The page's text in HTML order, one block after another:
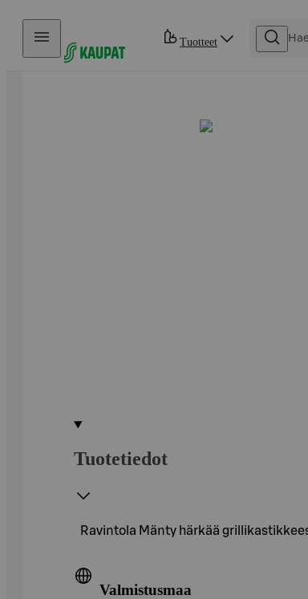
Hyppää sisältöön
Tuotteet
Tuotetiedot
Ravintola Mänty härkää
Valmistusmaa